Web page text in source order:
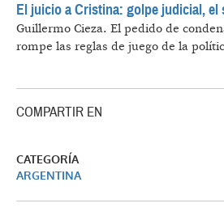
El juicio a Cristina: golpe judicial, el
Guillermo Cieza. El pedido de
rompe las reglas de juego de la
COMPARTIR EN
CATEGORÍA
ARGENTINA